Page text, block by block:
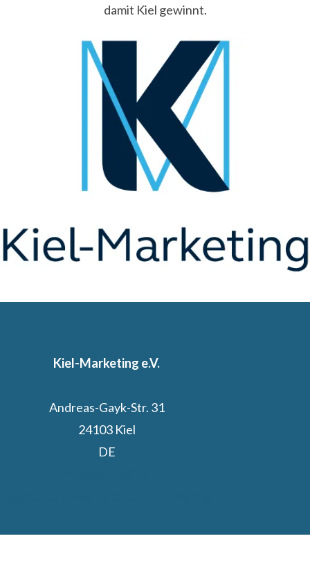
damit Kiel gewinnt.
Kiel-Marketing e.V.
Andreas-Gayk-Str. 31
24103 Kiel
DE